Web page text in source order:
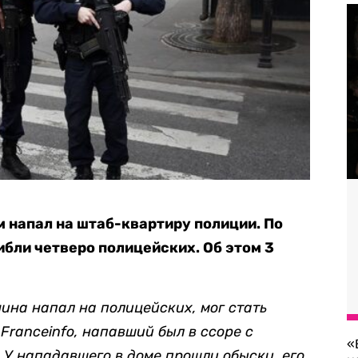
на штаб-квартиру полиции. По
четверо полицейских. Об этом 3
напал на полицейских, мог стать
напавший был в ссоре с